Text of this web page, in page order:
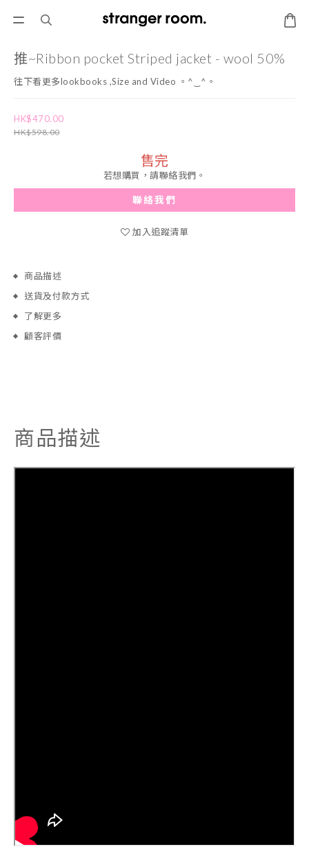
推~Ribbon pocket Striped jacket - wool 50%
往下看更多lookbooks ,Size and Video 。^‿^。
HK$470.00
HK$598.00
售完
若想購買，請聯絡我們。
聯絡我們
加入追蹤清單
商品描述
送貨及付款方式
了解更多
顧客評價
商品描述